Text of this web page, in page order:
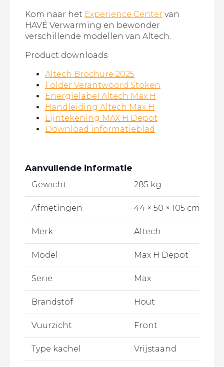
Kom naar het Experience Center van
HAVÉ Verwarming en bewonder
verschillende modellen van Altech.
Product downloads
Altech Brochure 2025
Folder Verantwoord Stoken
Energielabel Altech Max H
Handleiding Altech Max H
Lijntekening MAX H Depot
Download informatieblad
Aanvullende informatie
Gewicht 285 kg
Afmetingen 44 × 50 × 105 cm
Merk Altech
Model Max H Depot
Serie Max
Brandstof Hout
Vuurzicht Front
Type kachel Vrijstaand